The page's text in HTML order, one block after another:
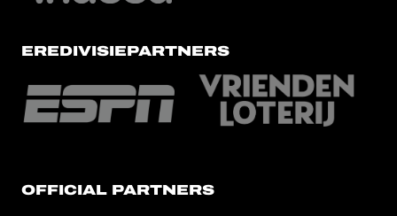
EREDIVISIEPARTNERS
OFFICIAL PARTNERS